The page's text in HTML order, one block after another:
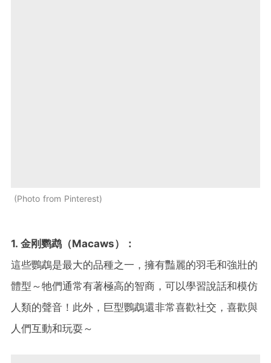
Photo from Pinterest
1. 金刚鹦鹉（Macaws）：
這些鸚鵡是最大的品種之一，擁有豔麗的羽毛和強壯的
體型～牠們通常有著極高的智商，可以學習說話和模仿
人類的聲音！此外，巨型鸚鵡還非常喜歡社交，喜歡與
人們互動和玩耍～